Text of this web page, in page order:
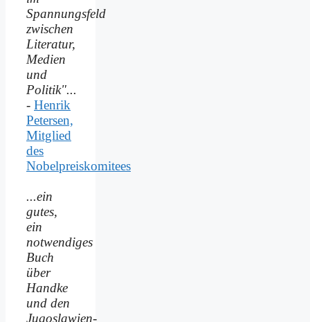
Spannungsfeld
zwischen
Literatur,
Medien
und
Politik"...
- Henrik
Petersen,
Mitglied
des
Nobelpreiskomitees
...ein
gutes,
ein
notwendiges
Buch
über
Handke
und den
Jugoslawien-